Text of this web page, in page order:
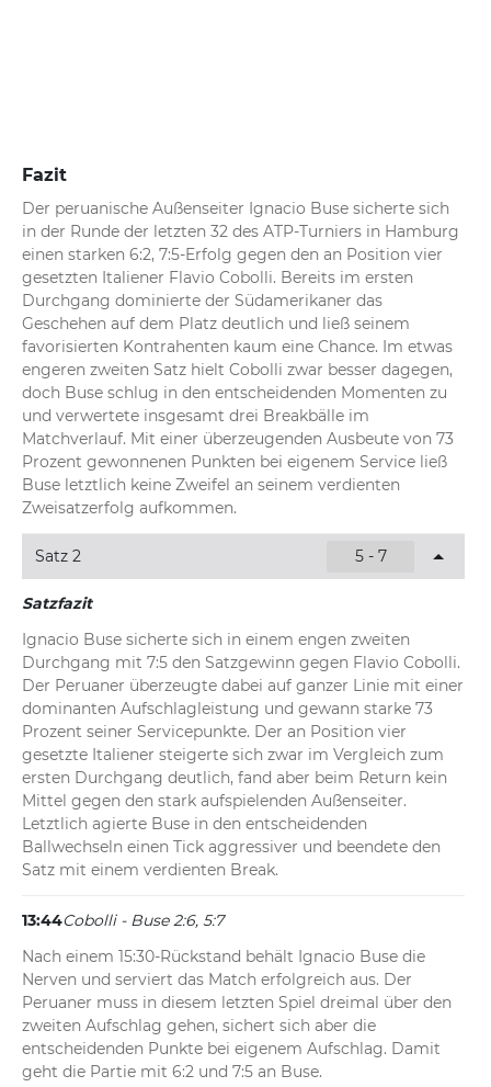
Fazit
Der peruanische Außenseiter Ignacio Buse sicherte sich
in der Runde der letzten 32 des ATP-Turniers in Hamburg
einen starken 6:2, 7:5-Erfolg gegen den an Position vier
gesetzten Italiener Flavio Cobolli. Bereits im ersten
Durchgang dominierte der Südamerikaner das
Geschehen auf dem Platz deutlich und ließ seinem
favorisierten Kontrahenten kaum eine Chance. Im etwas
engeren zweiten Satz hielt Cobolli zwar besser dagegen,
doch Buse schlug in den entscheidenden Momenten zu
und verwertete insgesamt drei Breakbälle im
Matchverlauf. Mit einer überzeugenden Ausbeute von 73
Prozent gewonnenen Punkten bei eigenem Service ließ
Buse letztlich keine Zweifel an seinem verdienten
Zweisatzerfolg aufkommen.
Satz 2 5 - 7
Satzfazit
Ignacio Buse sicherte sich in einem engen zweiten
Durchgang mit 7:5 den Satzgewinn gegen Flavio Cobolli.
Der Peruaner überzeugte dabei auf ganzer Linie mit einer
dominanten Aufschlagleistung und gewann starke 73
Prozent seiner Servicepunkte. Der an Position vier
gesetzte Italiener steigerte sich zwar im Vergleich zum
ersten Durchgang deutlich, fand aber beim Return kein
Mittel gegen den stark aufspielenden Außenseiter.
Letztlich agierte Buse in den entscheidenden
Ballwechseln einen Tick aggressiver und beendete den
Satz mit einem verdienten Break.
13:44Cobolli - Buse 2:6, 5:7
Nach einem 15:30-Rückstand behält Ignacio Buse die
Nerven und serviert das Match erfolgreich aus. Der
Peruaner muss in diesem letzten Spiel dreimal über den
zweiten Aufschlag gehen, sichert sich aber die
entscheidenden Punkte bei eigenem Aufschlag. Damit
geht die Partie mit 6:2 und 7:5 an Buse.